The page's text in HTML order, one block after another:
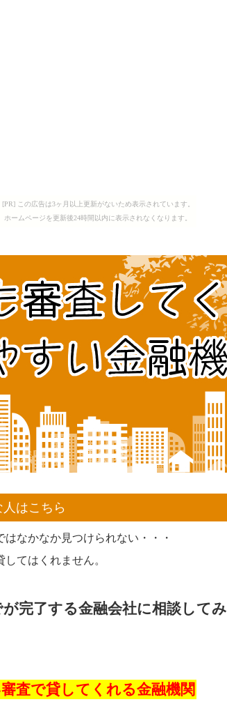
[PR] この広告は3ヶ月以上更新がないため表示されています。
ホームページを更新後24時間以内に表示されなくなります。
はこちら
なかなか見つけられない・・・
てはくれません。
完了する金融会社に相談してみ
査で貸してくれる金融機関